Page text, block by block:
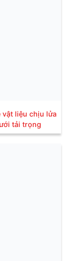
vật liệu chịu lửa
tải trọng